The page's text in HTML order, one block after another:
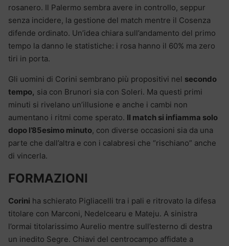
rosanero. Il Palermo sembra avere in controllo, seppur
senza incidere, la gestione del match mentre il Cosenza
difende ordinato. Un’idea chiara sull’andamento del primo
tempo la danno le statistiche: i rosa hanno il 60% ma zero
tiri in porta.
Gli uomini di Corini sembrano più propositivi nel secondo
tempo, sia con Brunori sia con Soleri. Ma questi primi
minuti si rivelano un’illusione e anche i cambi non
aumentano i ritmi come sperato. Il match si infiamma solo
dopo l’85esimo minuto, con diverse occasioni sia da una
parte che dall’altra e con i calabresi che “rischiano” anche
di vincerla.
FORMAZIONI
Corini ha schierato Pigliacelli tra i pali e ritrovato la difesa
titolare con Marconi, Nedelcearu e Mateju. A sinistra
l’ormai titolarissimo Aurelio mentre sull’esterno di destra
un inedito Segre. Chiavi del centrocampo affidate a